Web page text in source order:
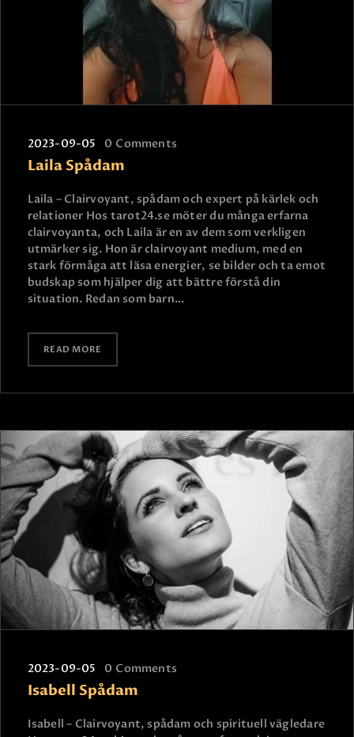
2023-09-05 0 Comments
Laila Spådam
Laila – Clairvoyant, spådam och expert på kärlek och
relationer Hos tarot24.se möter du många erfarna
clairvoyanta, och Laila är en av dem som verkligen
utmärker sig. Hon är clairvoyant medium, med en
stark förmåga att läsa energier, se bilder och ta emot
budskap som hjälper dig att bättre förstå din
situation. Redan som barn…
READ MORE
2023-09-05 0 Comments
Isabell Spådam
Isabell – Clairvoyant, spådam och spirituell vägledare